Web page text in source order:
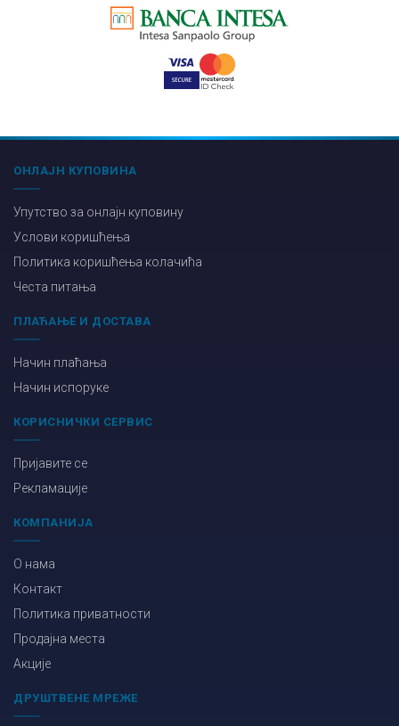
ОНЛАЈН КУПОВИНА
Упутство за онлајн куповину
Услови коришћења
Политика коришћења колачића
Честа питања
ПЛАЋАЊЕ И ДОСТАВА
Начин плаћања
Начин испоруке
КОРИСНИЧКИ СЕРВИС
Пријавите се
Рекламације
КОМПАНИЈА
О нама
Контакт
Политика приватности
Продајна места
Акције
ДРУШТВЕНЕ МРЕЖЕ